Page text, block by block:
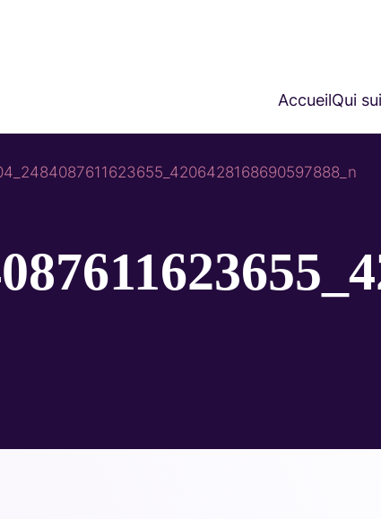
AccueilQui